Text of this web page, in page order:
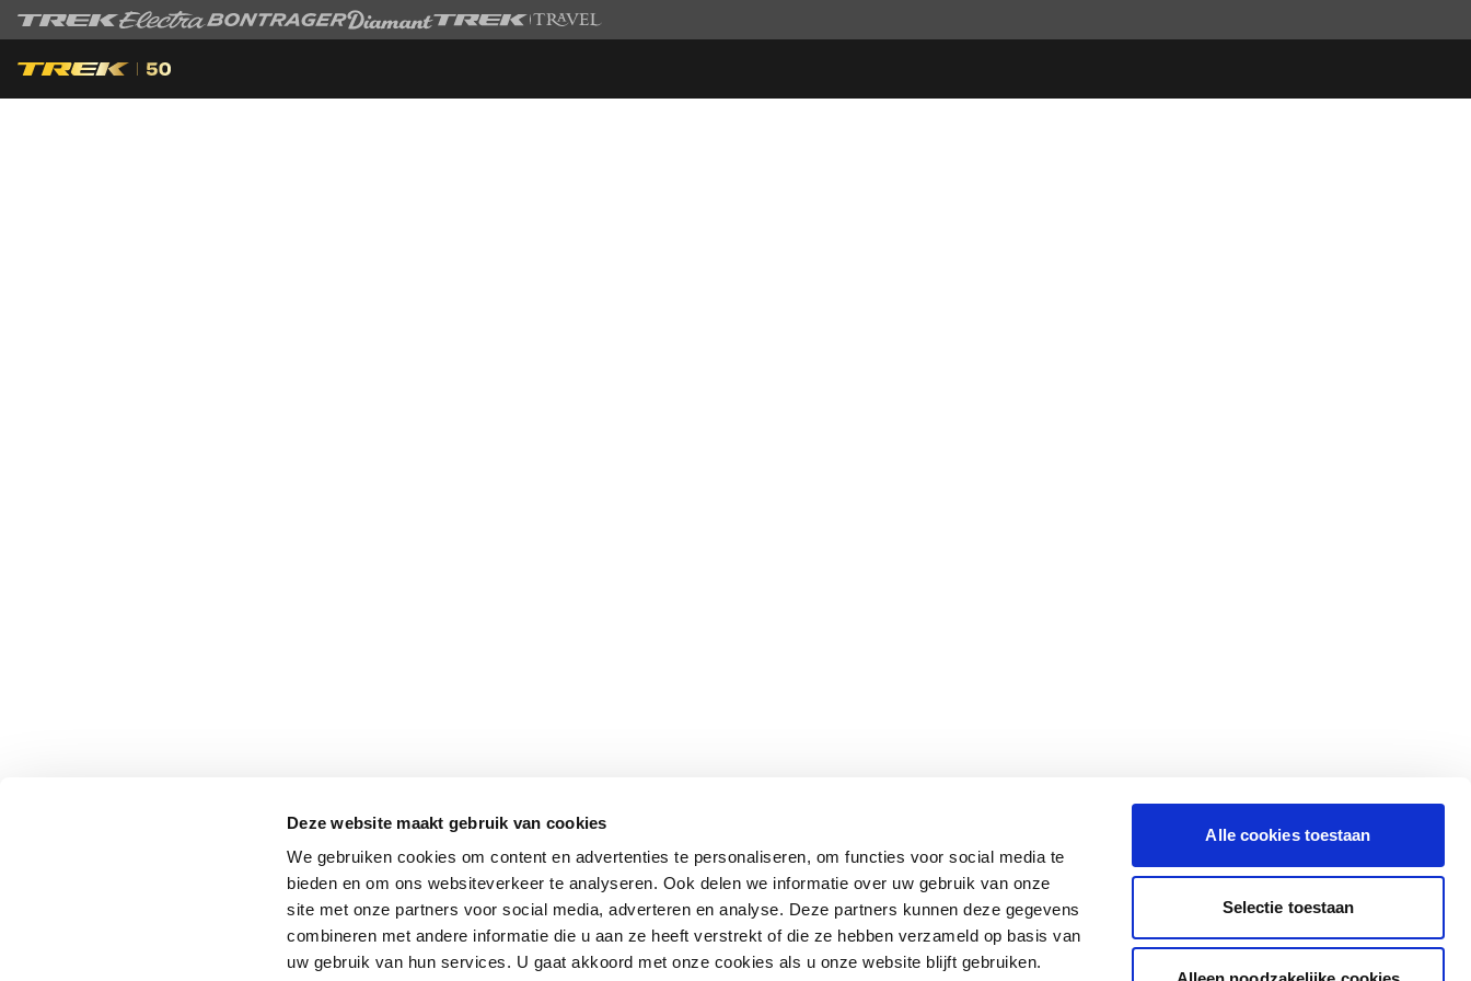
Deze website maakt gebruik van cookies
We gebruiken cookies om content en advertenties te personaliseren, om functies voor social media te
bieden en om ons websiteverkeer te analyseren. Ook delen we informatie over uw gebruik van onze
site met onze partners voor social media, adverteren en analyse. Deze partners kunnen deze gegevens
combineren met andere informatie die u aan ze heeft verstrekt of die ze hebben verzameld op basis van
uw gebruik van hun services. U gaat akkoord met onze cookies als u onze website blijft gebruiken.
Alle cookies toestaan
Selectie toestaan